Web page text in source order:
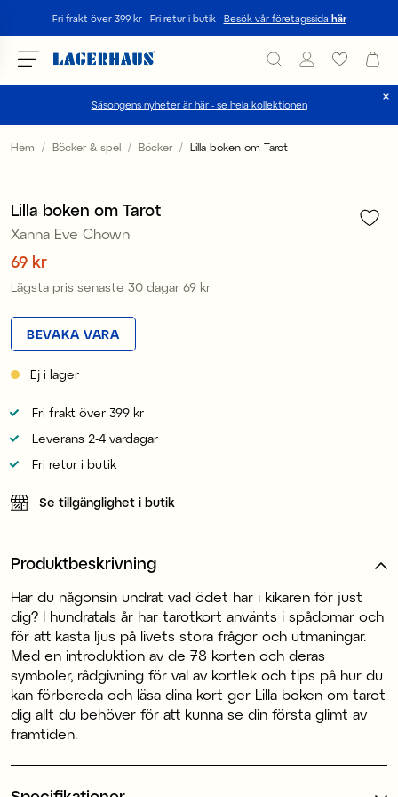
Fri frakt över 399 kr - Fri retur i butik - Besök vår företagssida här
Säsongens nyheter är här - se hela kollektionen
Välj språk / valuta
FI / EUR
SE / SEK
Hem Böcker & spel Böcker Lilla boken om Tarot
Lilla boken om Tarot
Xanna Eve Chown
Pris:69 kr
69 kr
Lägsta pris senaste 30 dagar Pris:
69 kr
BEVAKA VARA
Ej i lager
Fri frakt över 399 kr
Leverans 2-4 vardagar
Fri retur i butik
Se tillgänglighet i butik
Produktbeskrivning
Har du någonsin undrat vad ödet har i kikaren för just
dig? I hundratals år har tarotkort använts i spådomar och
för att kasta ljus på livets stora frågor och utmaningar.
Med en introduktion av de 78 korten och deras
symboler, rådgivning för val av kortlek och tips på hur du
kan förbereda och läsa dina kort ger Lilla boken om tarot
dig allt du behöver för att kunna se din första glimt av
framtiden.